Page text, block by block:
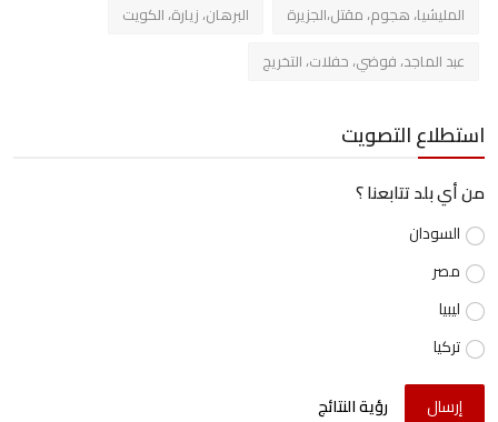
المليشيا، هجوم، مقتل،الجزيرة
البرهان، زيارة، الكويت
عبد الماجد، فوضي، حفلات، التخريج
استطلاع التصويت
من أي بلد تتابعنا ؟
السودان
مصر
ليبيا
تركيا
إرسال رؤية النتائج